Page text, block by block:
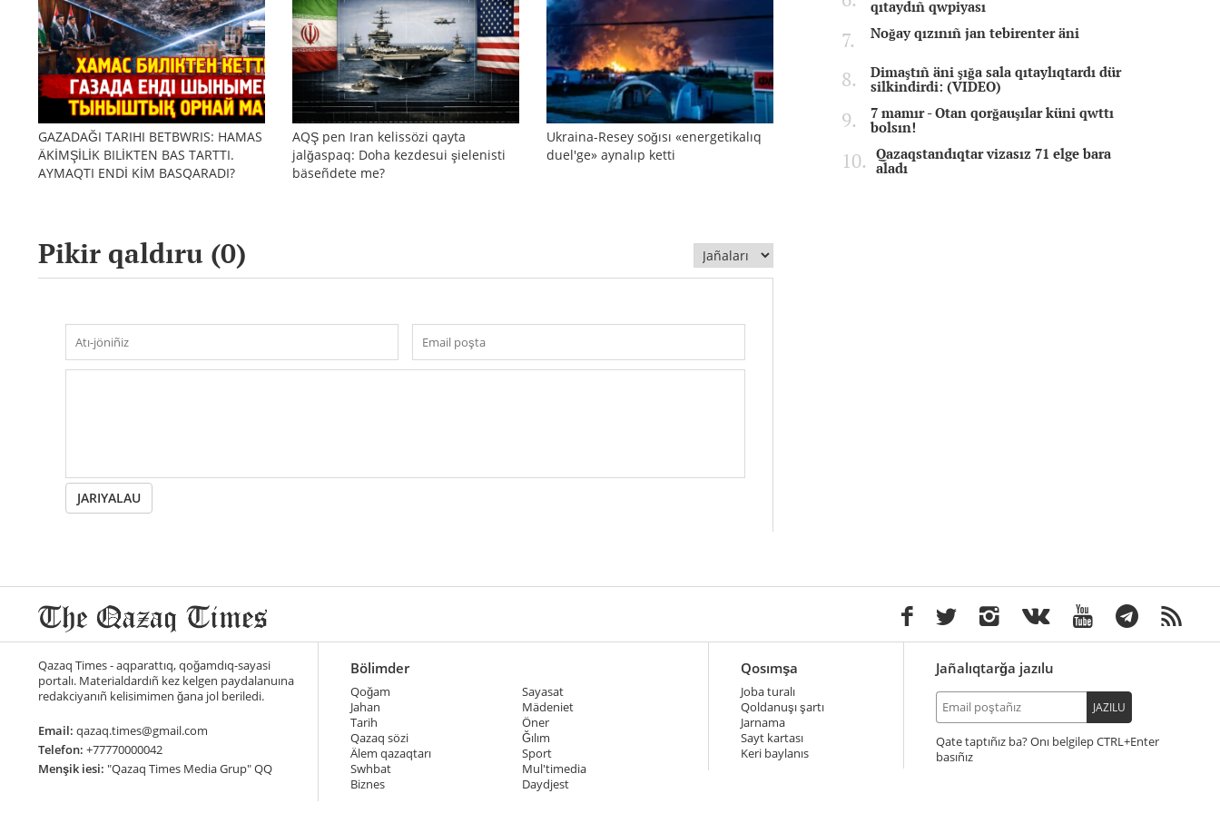
GAZADAĞI TARIHI BETBWRIS: HAMAS
ÄKİMŞİLİK BILİKTEN BAS TARTTI.
AYMAQTI ENDİ KİM BASQARADI?
AQŞ pen Iran kelissözi qayta
jalğaspaq: Doha kezdesui şielenisti
bäseñdete me?
Ukraina-Resey soğısı «energetikalıq
duel'ge» aynalıp ketti
Pikir qaldıru (0)
JARIYALAU
qıtaydıñ qwpiyası
Noğay qızınıñ jan tebirenter äni
Dimaştıñ äni şığa sala qıtaylıqtardı dür
silkindirdi: (VIDEO)
7 mamır - Otan qorğauşılar küni qwttı
bolsın!
Qazaqstandıqtar vizasız 71 elge bara
aladı
Qazaq Times - aqparattıq, qoğamdıq-sayasi
portalı. Materialdardıñ kez kelgen paydalanuına
redakciyanıñ kelisimimen ğana jol beriledi.
Email: qazaq.times@gmail.com
Telefon: +77770000042
Menşik iesi: "Qazaq Times Media Grup" QQ
Bölimder
Qoğam
Jahan
Tarih
Qazaq sözi
Älem qazaqtarı
Swhbat
Biznes
Sayasat
Mädeniet
Öner
Ğılım
Sport
Mul'timedia
Daydjest
Qosımşa
Joba turalı
Qoldanuşı şartı
Jarnama
Sayt kartası
Keri baylanıs
Jañalıqtarğa jazılu
JAZILU
Qate taptıñız ba? Onı belgilep
+Enter
basıñız